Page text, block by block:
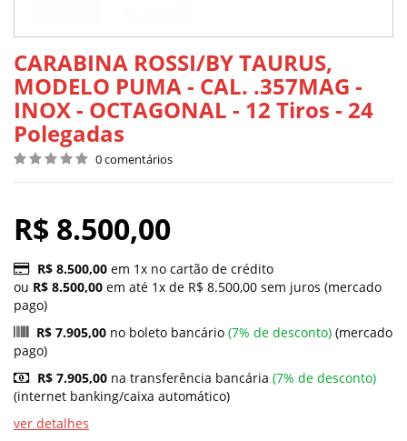
CARABINA ROSSI/BY TAURUS,
MODELO PUMA - CAL. .357MAG -
INOX - OCTAGONAL - 12 Tiros - 24
Polegadas
0 comentários
R$ 8.500,00
R$ 8.500,00 em 1x no cartão de crédito
ou R$ 8.500,00 em até 1x de R$ 8.500,00 sem juros (mercado
pago)
R$ 7.905,00 no boleto bancário (7% de desconto) (mercado
pago)
R$ 7.905,00 na transferência bancária (7% de desconto)
(internet banking/caixa automático)
ver detalhes